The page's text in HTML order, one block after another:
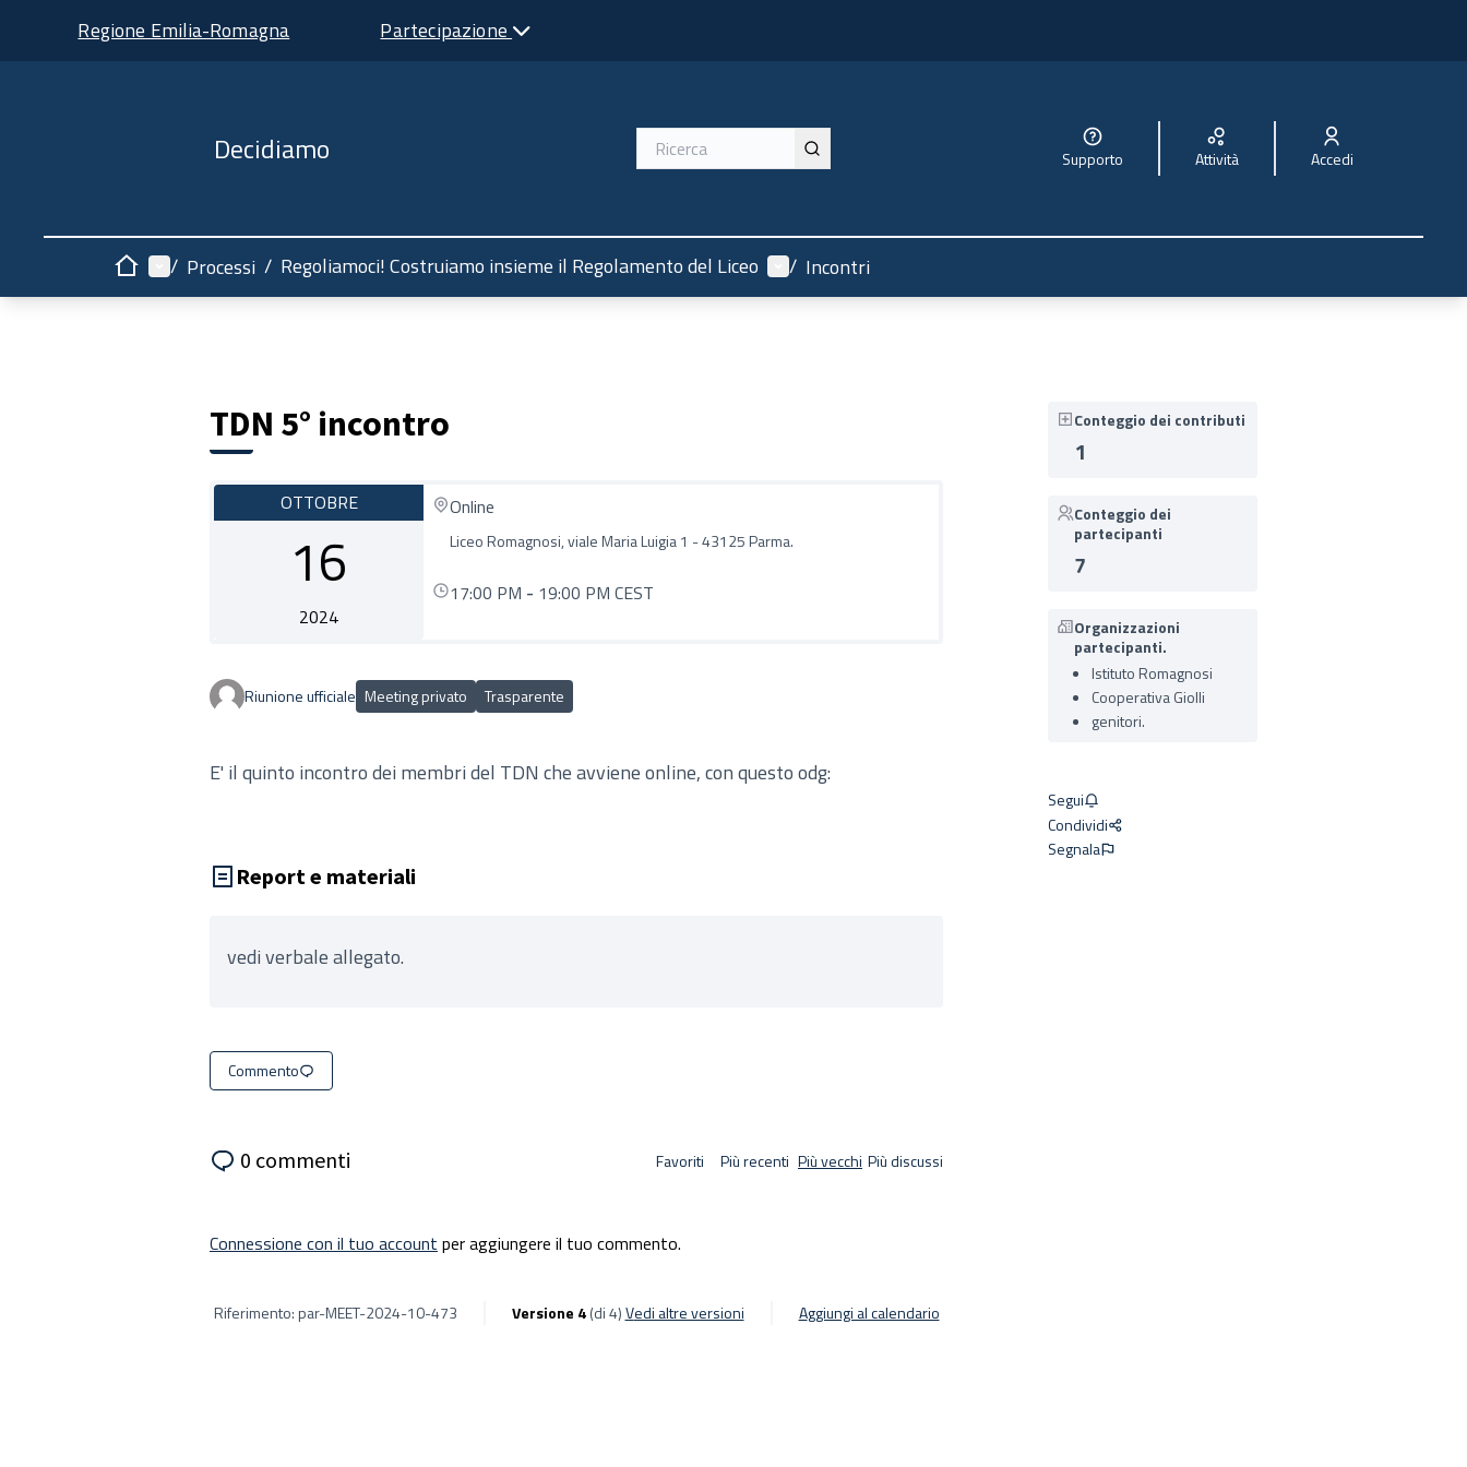
Regione Emilia-Romagna Partecipazione
Decidiamo Supporto Attività Accedi
HomeMenù principale
/ Processi / Regoliamoci! Costruiamo insieme il Regolamento del Liceo Menù utente
/ Incontri
TDN 5° incontro
OTTOBRE
16
2024
Online
Liceo Romagnosi, viale Maria Luigia 1 - 43125 Parma.
17:00 PM - 19:00 PM CEST
Riunione ufficiale Meeting privato Trasparente
E' il quinto incontro dei membri del TDN che avviene online, con questo odg:
Report e materiali
vedi verbale allegato.
Commento
Conteggio dei contributi
1
Conteggio dei
partecipanti
7
Organizzazioni
partecipanti.
Istituto Romagnosi
Cooperativa Giolli
genitori.
Segui
Condividi
Segnala
0 commenti Favoriti Più recenti Più vecchi Più discussi
Connessione con il tuo account per aggiungere il tuo commento.
Riferimento: par-MEET-2024-10-473 Versione 4(di 4) vedi altre versioni Aggiungi al calendario